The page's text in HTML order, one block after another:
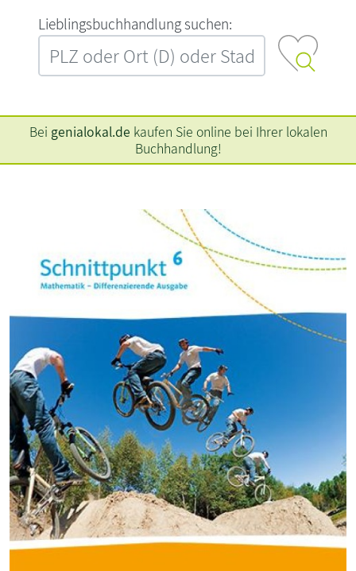
L‍i‍e‍b‍l‍i‍n‍g‍s‍b‍u‍c‍h‍h‍a‍n‍d‍l‍u‍n‍g‍ ‍s‍u‍c‍h‍e‍n‍:‍
Bei genialokal.de kaufen Sie online bei Ihrer lokalen
Buchhandlung!